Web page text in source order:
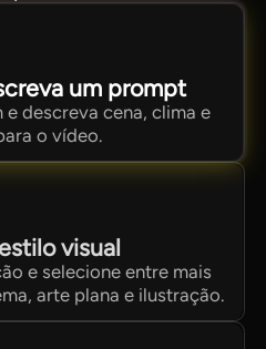
um prompt
descreva cena, clima e
o vídeo.
visual
e selecione entre mais
arte plana e ilustração.